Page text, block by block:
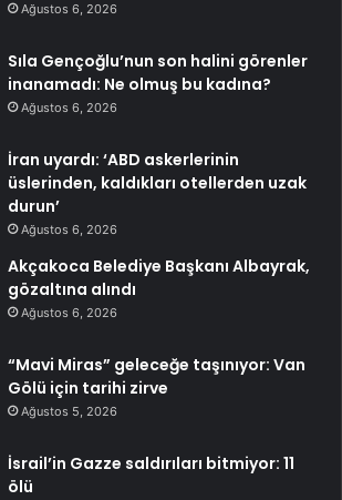
Ağustos 6, 2026
Sıla Gençoğlu’nun son halini görenler
inanamadı: Ne olmuş bu kadına?
Ağustos 6, 2026
İran uyardı: ‘ABD askerlerinin
üslerinden, kaldıkları otellerden uzak
durun’
Ağustos 6, 2026
Akçakoca Belediye Başkanı Albayrak,
gözaltına alındı
Ağustos 6, 2026
“Mavi Miras” geleceğe taşınıyor: Van
Gölü için tarihi zirve
Ağustos 5, 2026
İsrail’in Gazze saldırıları bitmiyor: 11
ölü